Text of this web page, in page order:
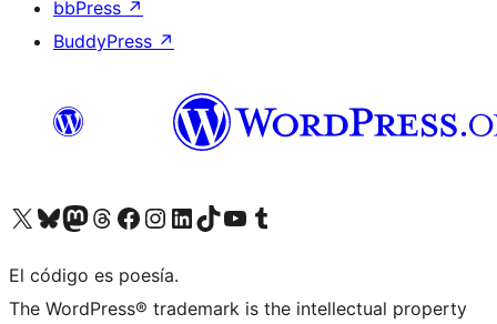
bbPress ↗
BuddyPress ↗
Visita nuestra cuenta de X (anteriormente Twitter)
Visita nuestra cuenta de Bluesky
Visita nuestra cuenta de Mastodon
Visita nuestra cuenta de Threads
Visita nuestra página de Facebook
Visita nuestra cuenta de Instagram
Visita nuestra cuenta de LinkedIn
Visita nuestra cuenta de TikTok
Visita nuestro canal de YouTube
Visita nuestra cuenta de Tumblr
El código es poesía.
The WordPress® trademark is the intellectual property